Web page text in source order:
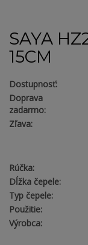
SAYA
15CM
Dostupnosť:
Doprava
zadarmo:
Zľava:
Rúčka:
Dĺžka čepele:
Typ čepele:
Použitie:
Výrobca: